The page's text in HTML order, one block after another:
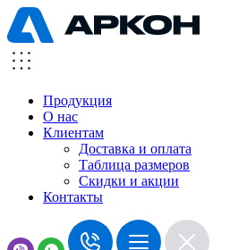
Продукция
О нас
Клиентам
Доставка и оплата
Таблица размеров
Скидки и акции
Контакты